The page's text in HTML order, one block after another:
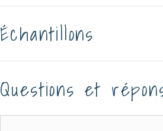
Échantillons
Questions et